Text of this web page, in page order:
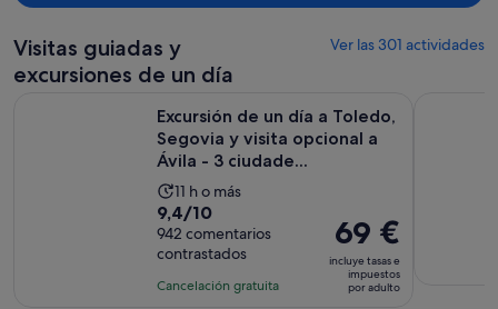
Visitas guiadas y
excursiones de un día
Ver las 301 actividades
Excursión de un día a Toledo,
Segovia y visita opcional a
Ávila - 3 ciudade...
La
duración
de
la
actividad
11 h o más
9.4
sobre
10
con
9,4/10
942 comentarios
contrastados
Cancelación gratuita
El
precio
es
de
69 €
incluye tasas e
impuestos
por adulto